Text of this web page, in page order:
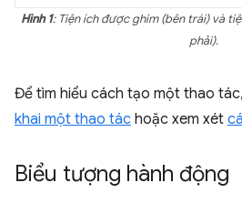
Hình 1: Tiện ích được ghim (bên trái) và
phải).
Để tìm hiểu cách tạo một thao
khai một thao tác hoặc xem xét
Biểu tượng hành động